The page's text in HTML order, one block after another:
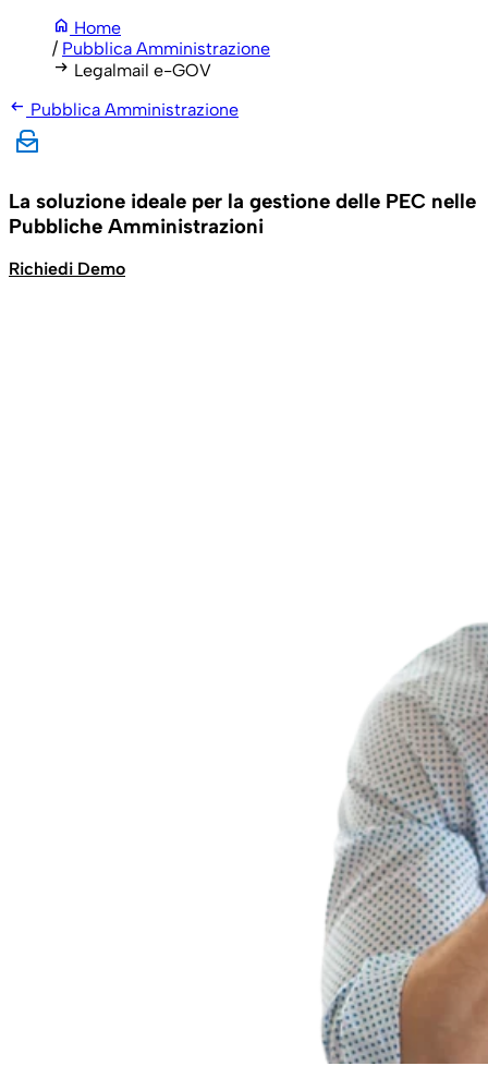
home Home
/ Pubblica Amministrazione
arrow_right_alt Legalmail e-GOV
arrow_left_alt Pubblica Amministrazione
La soluzione ideale per la gestione delle PEC nelle
Pubbliche Amministrazioni
Richiedi Demo